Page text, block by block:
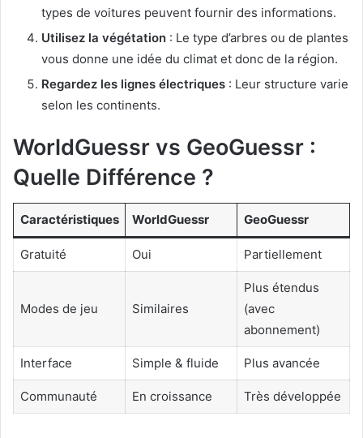
types de voitures peuvent fournir des informations.
Utilisez la végétation : Le type d’arbres ou de plantes
vous donne une idée du climat et donc de la région.
Regardez les lignes électriques : Leur structure varie
selon les continents.
WorldGuessr vs GeoGuessr :
Quelle Différence ?
Caractéristiques WorldGuessr GeoGuessr
Gratuité Oui Partiellement
Modes de jeu Similaires
Plus étendus
(avec
abonnement)
Interface Simple & fluide Plus avancée
Communauté En croissance Très développée